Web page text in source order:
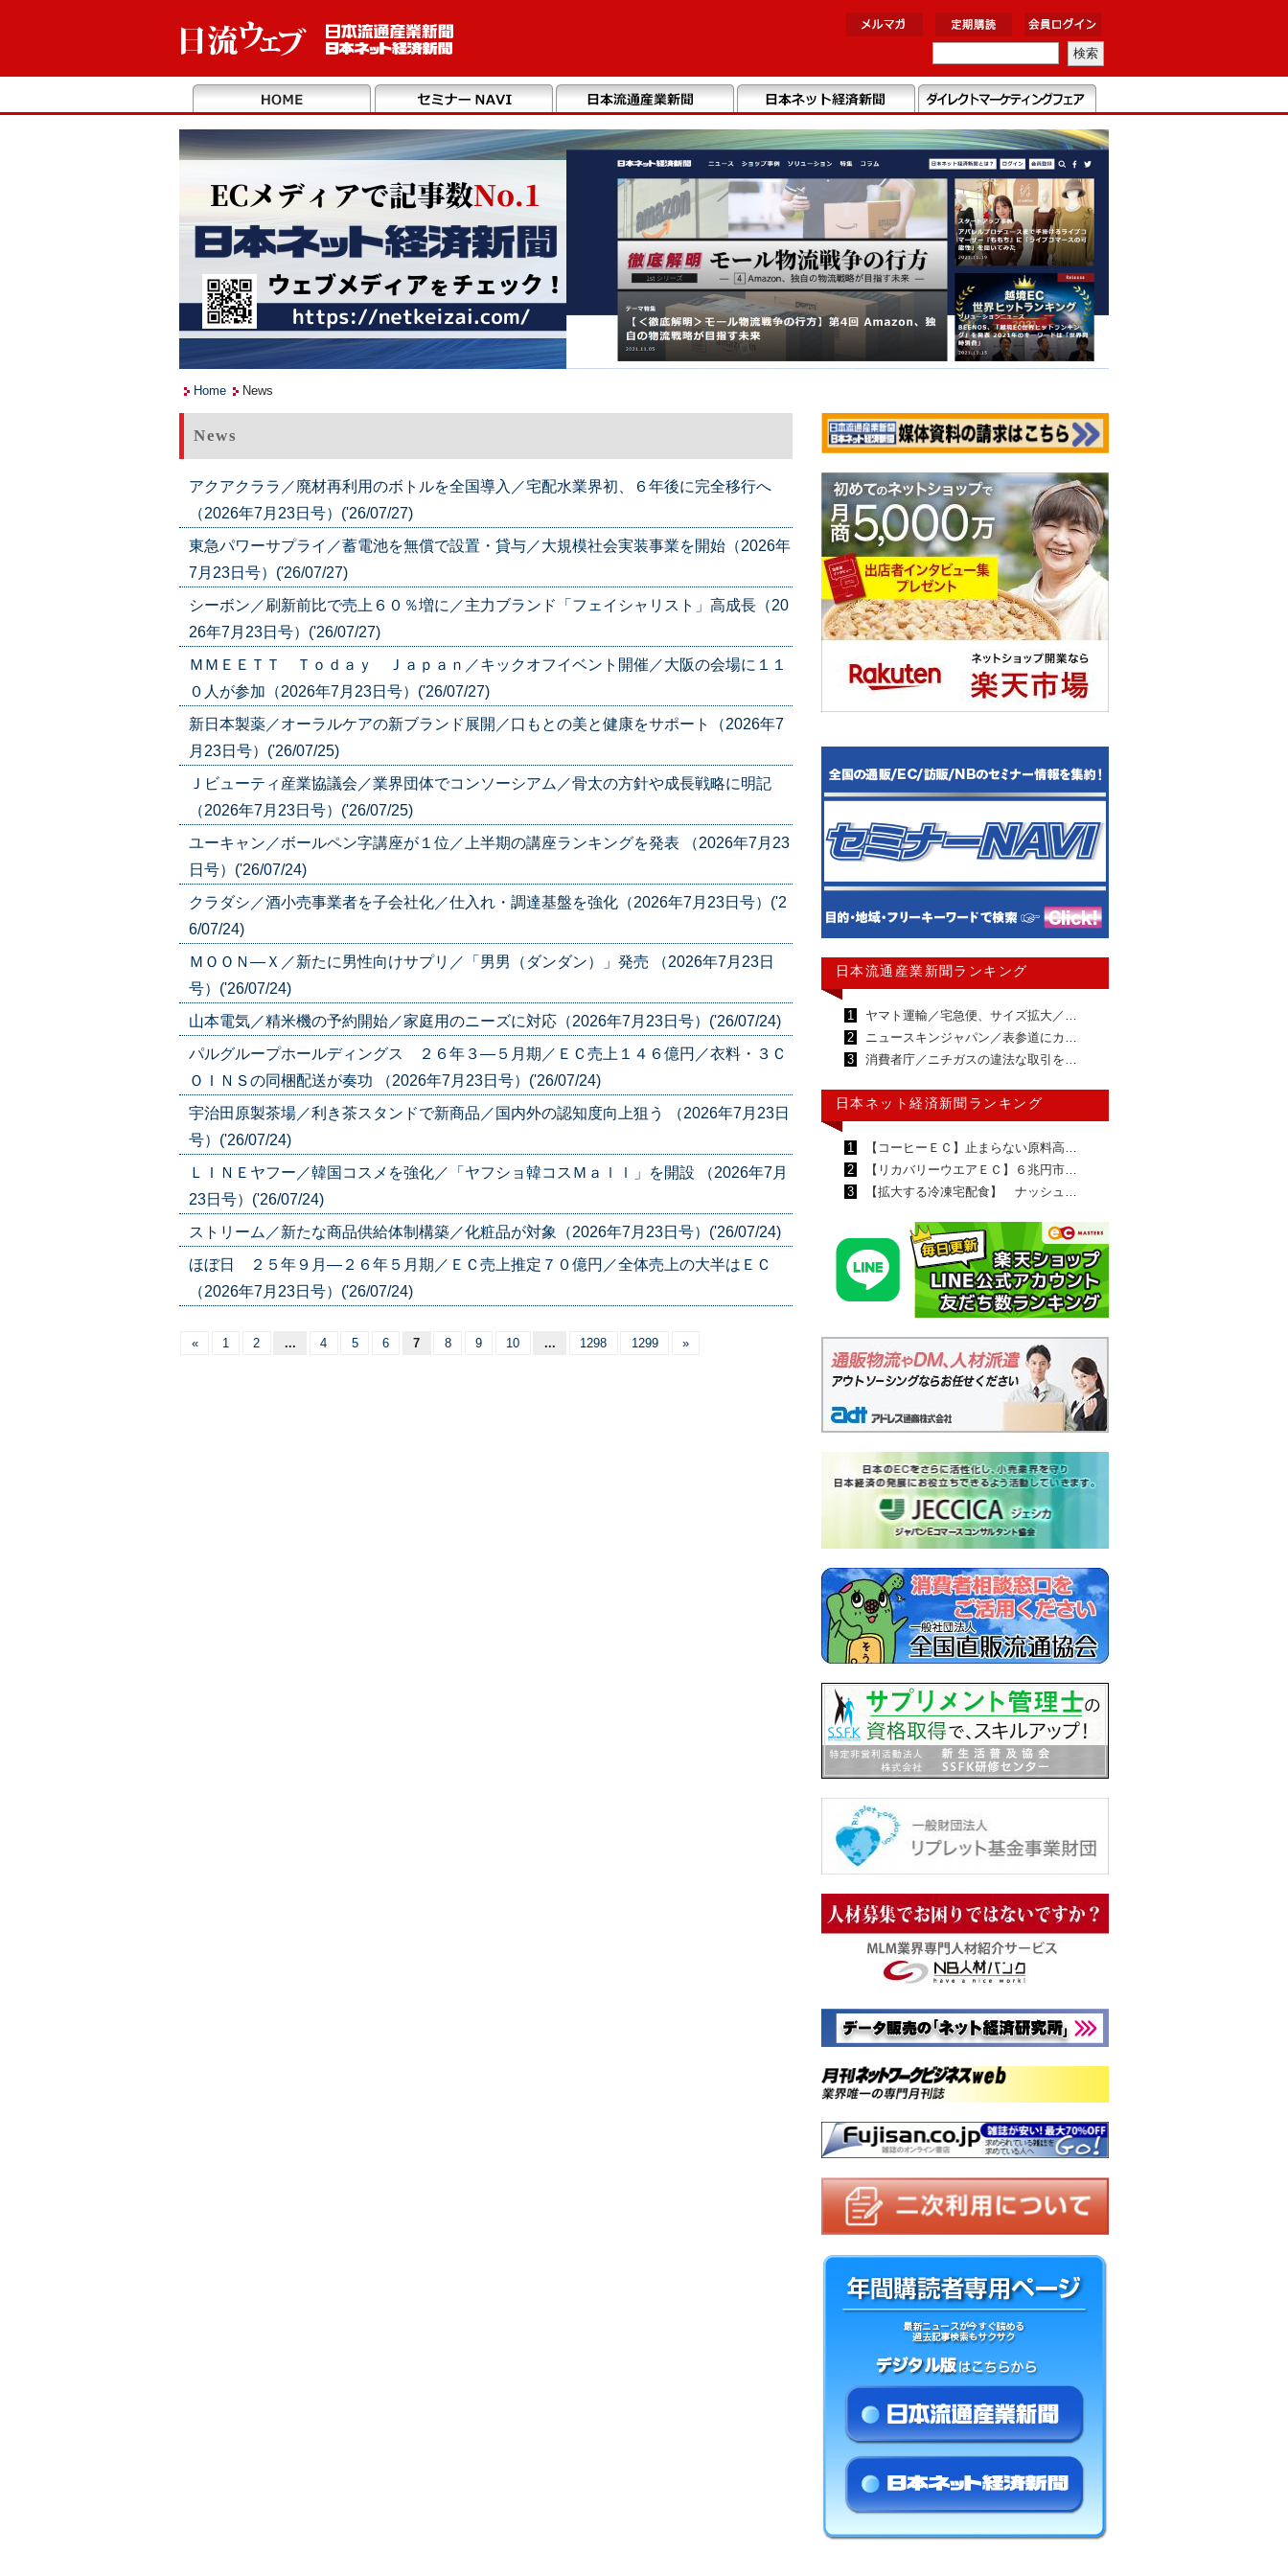
Home News
News
アクアクララ／廃材再利用のボトルを全国導入／宅配水業界初、６年後に完全移行へ
（2026年7月23日号）('26/07/27)
東急パワーサプライ／蓄電池を無償で設置・貸与／大規模社会実装事業を開始（2026年
7月23日号）('26/07/27)
シーボン／刷新前比で売上６０％増に／主力ブランド「フェイシャリスト」高成長（20
26年7月23日号）('26/07/27)
ＭＭＥＥＴＴ Ｔｏｄａｙ Ｊａｐａｎ／キックオフイベント開催／大阪の会場に１１
０人が参加（2026年7月23日号）('26/07/27)
新日本製薬／オーラルケアの新ブランド展開／口もとの美と健康をサポート（2026年7
月23日号）('26/07/25)
Ｊビューティ産業協議会／業界団体でコンソーシアム／骨太の方針や成長戦略に明記
（2026年7月23日号）('26/07/25)
ユーキャン／ボールペン字講座が１位／上半期の講座ランキングを発表 （2026年7月23
日号）('26/07/24)
クラダシ／酒小売事業者を子会社化／仕入れ・調達基盤を強化（2026年7月23日号）('2
6/07/24)
ＭＯＯＮ―Ｘ／新たに男性向けサプリ／「男男（ダンダン）」発売 （2026年7月23日
号）('26/07/24)
山本電気／精米機の予約開始／家庭用のニーズに対応（2026年7月23日号）('26/07/24)
パルグループホールディングス ２６年３―５月期／ＥＣ売上１４６億円／衣料・３Ｃ
ＯＩＮＳの同梱配送が奏功 （2026年7月23日号）('26/07/24)
宇治田原製茶場／利き茶スタンドで新商品／国内外の認知度向上狙う （2026年7月23日
号）('26/07/24)
ＬＩＮＥヤフー／韓国コスメを強化／「ヤフショ韓コスＭａｌｌ」を開設 （2026年7月
23日号）('26/07/24)
ストリーム／新たな商品供給体制構築／化粧品が対象（2026年7月23日号）('26/07/24)
ほぼ日 ２５年９月―２６年５月期／ＥＣ売上推定７０億円／全体売上の大半はＥＣ
（2026年7月23日号）('26/07/24)
« 1 2 ... 4 5 6 7 8 9 10 ... 1298 1299 »
日本流通産業新聞ランキング
1
ヤマト運輸／宅急便、サイズ拡大／…
2
ニュースキンジャパン／表参道にカ…
3
消費者庁／ニチガスの違法な取引を…
日本ネット経済新聞ランキング
1
【コーヒーＥＣ】止まらない原料高…
2
【リカバリーウエアＥＣ】６兆円市…
3
【拡大する冷凍宅配食】 ナッシュ…